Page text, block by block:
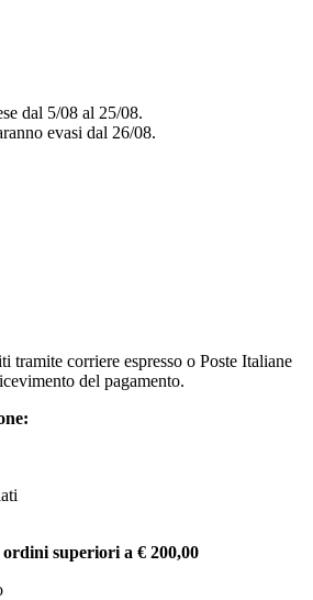
dal 5/08 al 25/08.
evasi dal 26/08.
tramite corriere espresso o Poste Italiane
del pagamento.
superiori a € 200,00